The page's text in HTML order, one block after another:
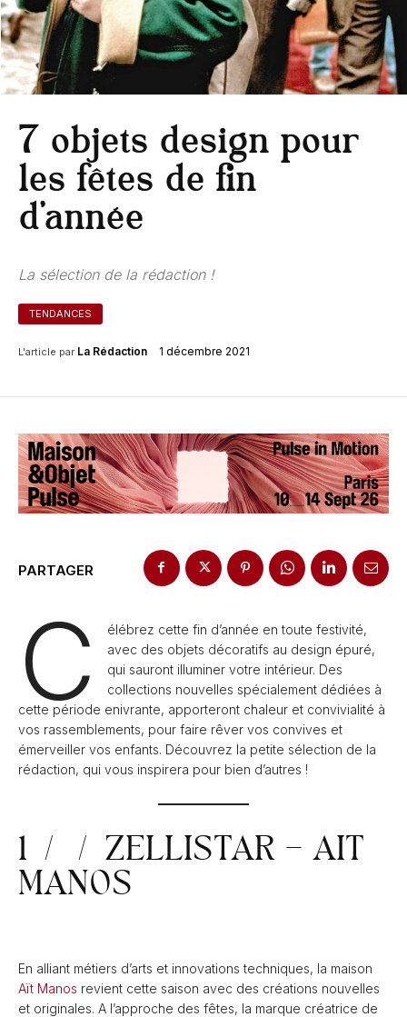
7 objets design pour
les fêtes de fin
d’année
La sélection de la rédaction !
TENDANCES
L'article par La Rédaction 1 décembre 2021
PARTAGER
C
élébrez cette fin d’année en toute festivité,
avec des objets décoratifs au design épuré,
qui sauront illuminer votre intérieur. Des
collections nouvelles spécialement dédiées à
cette période enivrante, apporteront chaleur et convivialité à
vos rassemblements, pour faire rêver vos convives et
émerveiller vos enfants. Découvrez la petite sélection de la
rédaction, qui vous inspirera pour bien d’autres !
1 / / ZELLISTAR – AIT
MANOS
En alliant métiers d’arts et innovations techniques, la maison
Aït Manos revient cette saison avec des créations nouvelles
et originales. A l’approche des fêtes, la marque créatrice de